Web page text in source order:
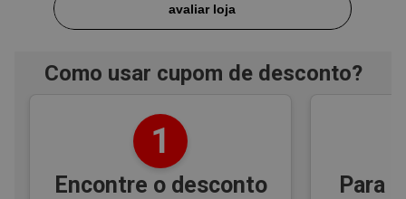
avaliar loja
Como usar cupom de desconto?
1
Encontre o desconto Para